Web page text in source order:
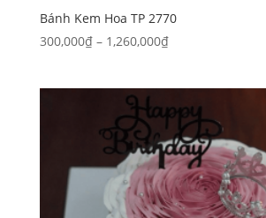
Bánh Kem Hoa TP 2770
300,000₫ – 1,260,000₫Khoảng
đến
1,260,000₫